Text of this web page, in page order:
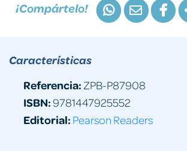
¡Compártelo!
Características
Referencia: ZPB-P87908
ISBN:9781447925552
Editorial: Pearson Readers